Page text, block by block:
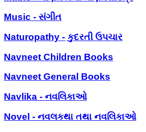
Music - સંગીત
Naturopathy - કુદરતી ઉપચાર
Navneet Children Books
Navneet General Books
Navlika - નવલિકાઓ
Novel - નવલકથા તથા નવલિકાઓ